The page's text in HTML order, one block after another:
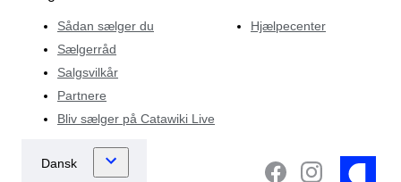
Sådan sælger du
Sælgerråd
Salgsvilkår
Partnere
Bliv sælger på Catawiki Live
Hjælpecenter